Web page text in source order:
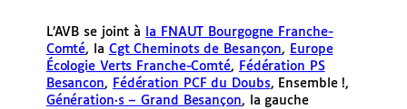
L’AVB se joint à
la FNAUT Bourgogne Franche-
Comté, la Cgt Cheminots de Besançon,
Europe
Écologie Verts Franche-Comté,
Fédération PS
Besancon, Fédération PCF du Doubs, Ensemble !,
Génération·s – Grand Besançon, la gauche